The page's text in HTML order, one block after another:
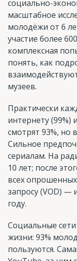
социально-
масштабное
молодёжи от 6
участие более
комплексная
понять, как
музеев.
Практически
интернету (99%)
смотрят 93%,
Сильное
сериалам. На
10 лет; после
всех
запросу (VOD) —
году.
Социальные
жизни: 93%
пользуются.